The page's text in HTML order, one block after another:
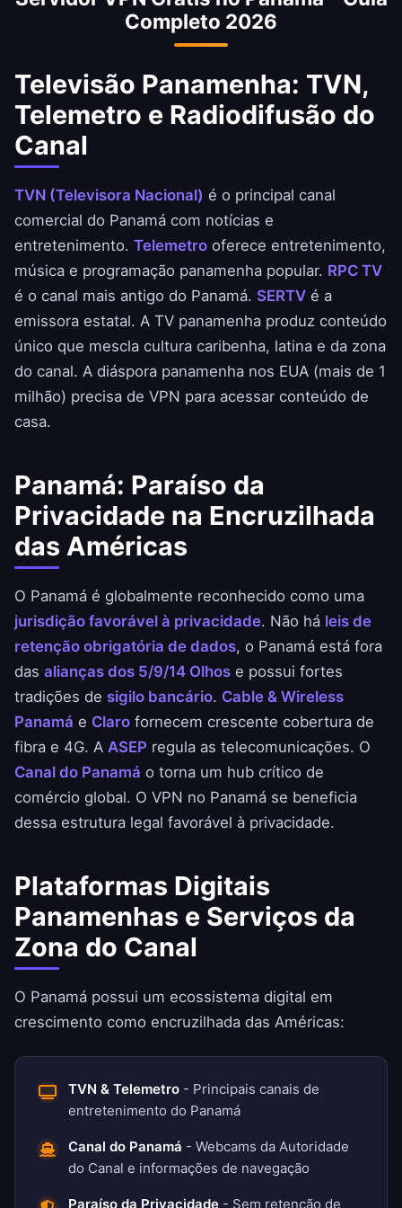
empresas de VPN escolhem o Panamá
especificamente por essas vantagens de
privacidade.
Completo 2026
Televisão Panamenha: TVN,
Telemetro e Radiodifusão do
Canal
TVN (Televisora Nacional) é o principal canal
comercial do Panamá com notícias e
entretenimento. Telemetro oferece entretenimento,
música e programação panamenha popular. RPC TV
é o canal mais antigo do Panamá. SERTV é a
emissora estatal. A TV panamenha produz conteúdo
único que mescla cultura caribenha, latina e da zona
do canal. A diáspora panamenha nos EUA (mais de 1
milhão) precisa de VPN para acessar conteúdo de
casa.
Panamá: Paraíso da
Privacidade na Encruzilhada
das Américas
O Panamá é globalmente reconhecido como uma
jurisdição favorável à privacidade. Não há leis de
retenção obrigatória de dados, o Panamá está fora
das alianças dos 5/9/14 Olhos e possui fortes
tradições de sigilo bancário. Cable & Wireless
Panamá e Claro fornecem crescente cobertura de
fibra e 4G. A ASEP regula as telecomunicações. O
Canal do Panamá o torna um hub crítico de
comércio global. O VPN no Panamá se beneficia
dessa estrutura legal favorável à privacidade.
Plataformas Digitais
Panamenhas e Serviços da
Zona do Canal
O Panamá possui um ecossistema digital em
crescimento como encruzilhada das Américas:
TVN & Telemetro - Principais canais de
entretenimento do Panamá
Canal do Panamá - Webcams da Autoridade
do Canal e informações de navegação
Paraíso da Privacidade - Sem retenção de